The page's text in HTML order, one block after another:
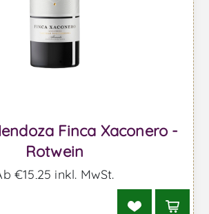
Finca Xaconero -
Rotwein
€15,25 inkl. MwSt.